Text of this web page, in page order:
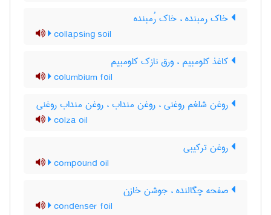
خاک رمبنده ، خاک رُمبنده
collapsing soil
کاغذ کلومبیم ، ورق نازک کلومبیم
columbium foil
روغن شلغم روغنی ، روغن منداب ، روغن منداب روغنی
colza oil
روغن ترکیبی
compound oil
صفحه چگالنده ، جوشن خازن
condenser foil